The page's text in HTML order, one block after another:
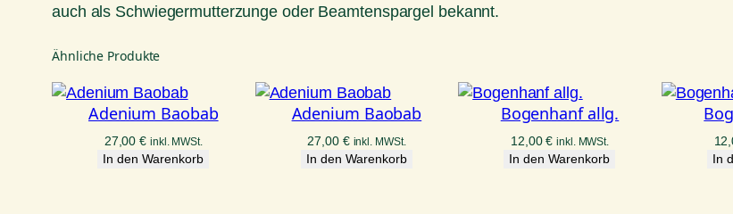
auch als Schwiegermutterzunge oder Beamtenspargel bekannt.
Ähnliche Produkte
Adenium Baobab
27,00€ inkl. MWSt.
In den Warenkorb
Adenium Baobab
27,00 € inkl. MWSt.
In den Warenkorb
Bogenhanf allg.
12,00€ inkl. MWSt.
In den Warenkorb In